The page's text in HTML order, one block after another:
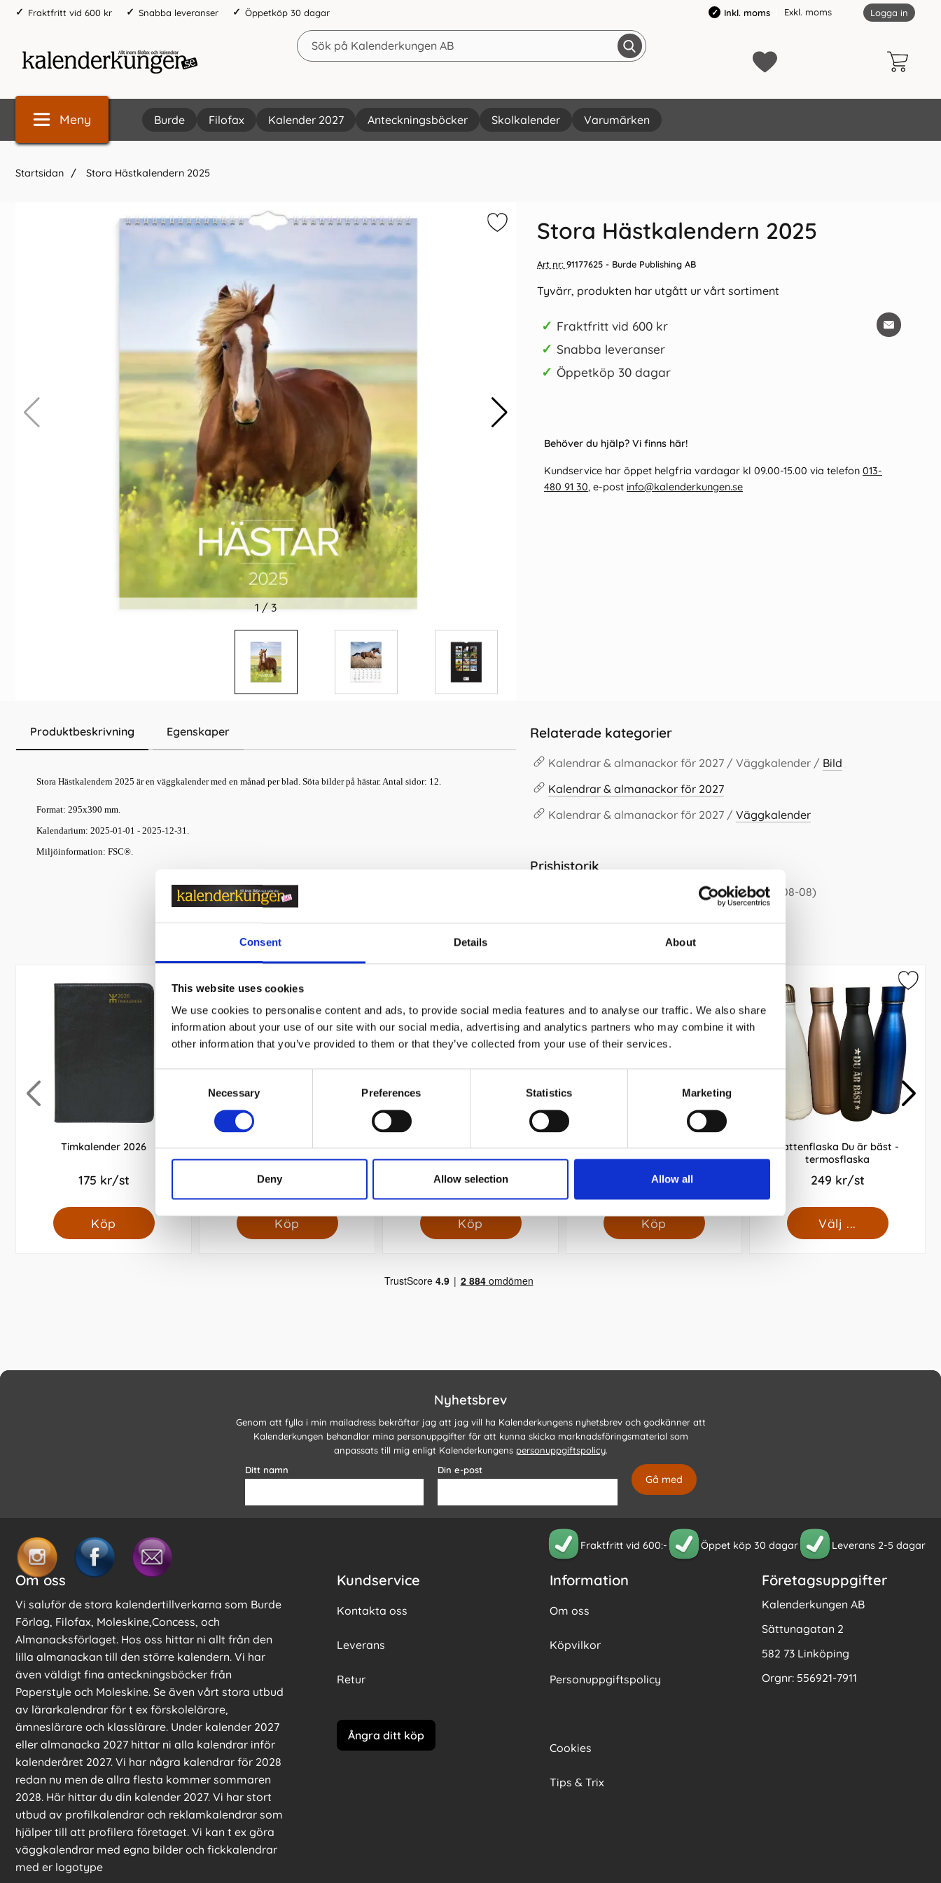
Consent Details About
This website uses cookies
We use cookies to personalise content and ads, to provide social media features and to analyse our traffic. We also share
information about your use of our site with our social media, advertising and analytics partners who may combine it with
other information that you’ve provided to them or that they’ve collected from your use of their services.
Necessary Preferences Statistics Marketing
Deny Allow selection Allow all
Fraktfritt vid 600 kr Snabba leveranser Öppetköp 30 dagar Inkl. moms Exkl. moms Logga in
Meny Burde Filofax Kalender 2027 Anteckningsböcker Skolkalender Varumärken
Startsidan Stora Hästkalendern 2025
Vi rekommenderar
55 kr/st
Överstrykningspenna Stabilo
Green Boss Deskset 8/fp
159 kr/st
Köp
75 kr/st 69 kr/st
1/3
Stora Hästkalendern 2025
Art nr: 91177625 - Burde Publishing AB
Tyvärr, produkten har utgått ur vårt sortiment
✓ Fraktfritt vid 600 kr
✓ Snabba leveranser
✓ Öppetköp 30 dagar
Behöver du hjälp? Vi finns här!
Kundservice har öppet helgfria vardagar kl 09.00-15.00 via telefon 013-
480 91 30, e-post info@kalenderkungen.se
Produktbeskrivning Egenskaper
Stora Hästkalendern 2025 är en väggkalender med en månad per blad. Söta bilder på hästar. Antal sidor: 12.
Format: 295x390 mm.
Kalendarium: 2025-01-01 - 2025-12-31.
Miljöinformation: FSC®.
Relaterade kategorier
Kalendrar & almanackor för 2027 / Väggkalender / Bild
Kalendrar & almanackor för 2027
Kalendrar & almanackor för 2027 / Väggkalender
Prishistorik
Lägsta pris senaste 30 dagarna är 129 kr (2026-08-08)
Andra köpte även
Timkalender 2026
175 kr/st
Köp
Kalender Väggblad Årsplan 2027
45 kr/st
Köp
Whiteboardtavla veckoplanering
42x30 cm
89 kr/st
Köp
Hemkalendern 2026-2027
129 kr/st
Köp
Vattenflaska Du är bäst -
termosflaska
249 kr/st
Välj ...
Nyhetsbrev
Genom att fylla i min mailadress bekräftar jag att jag vill ha Kalenderkungens nyhetsbrev och godkänner att
Kalenderkungen behandlar mina personuppgifter för att kunna skicka marknadsföringsmaterial som
anpassats till mig enligt Kalenderkungens personuppgiftspolicy.
Ditt namn
Din e-post
Fraktfritt vid 600:- Öppet köp 30 dagar Leverans 2-5 dagar
Om oss
Vi saluför de stora kalendertillverkarna som Burde
Förlag, Filofax, Moleskine,Concess, och
Almanacksförlaget. Hos oss hittar ni allt från den
lilla almanackan till den större kalendern. Vi har
även väldigt fina anteckningsböcker från
Paperstyle och Moleskine. Se även vårt stora utbud
av lärarkalendrar för t ex förskolelärare,
ämneslärare och klasslärare. Under kalender 2027
eller almanacka 2027 hittar ni alla kalendrar inför
kalenderåret 2027. Vi har några kalendrar för 2028
redan nu men de allra flesta kommer sommaren
2028. Här hittar du din kalender 2027. Vi har stort
utbud av profilkalendrar och reklamkalendrar som
hjälper till att profilera företaget. Vi kan t ex göra
väggkalendrar med egna bilder och fickkalendrar
med er logotype
Kundservice
Kontakta oss
Leverans
Retur
Ångra ditt köp
Information
Om oss
Köpvilkor
Personuppgiftspolicy
Cookies
Tips & Trix
Företagsuppgifter
Kalenderkungen AB
Sättunagatan 2
582 73 Linköping
Orgnr: 556921-7911